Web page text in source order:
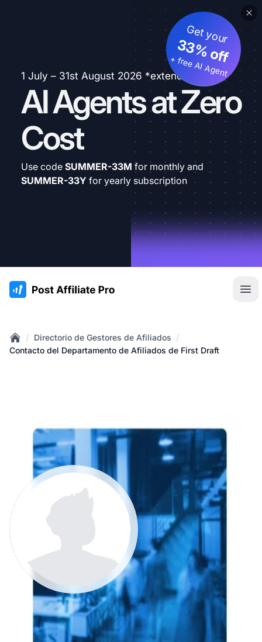
1 July – 31st August 2026 *extended
AI Agents at Zero
Cost
Get your
33% off
+ free AI Agent
Use code SUMMER-33M for monthly and
SUMMER-33Y for yearly subscription
:site.title
Home
/ Directorio de Gestores de Afiliados /
Contacto del Departamento de Afiliados de First Draft